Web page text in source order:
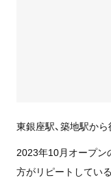
東銀座駅、築地駅から
2023年10月オープン
方がリピートしてい